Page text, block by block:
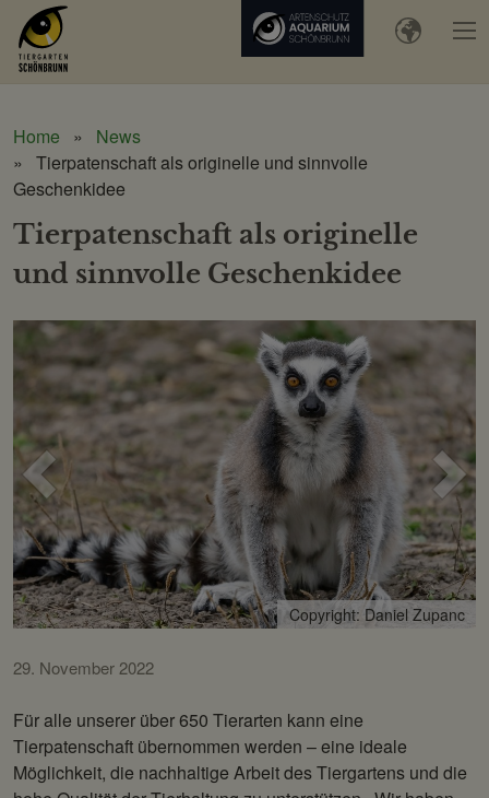
Home
News
Tierpatenschaft als originelle und sinnvolle
Geschenkidee
Tierpatenschaft als originelle
und sinnvolle Geschenkidee
Voriges
Bild Bild
Copyright: Daniel Zupanc
29. November 2022
Für alle unserer über 650 Tierarten kann eine
Tierpatenschaft übernommen werden – eine ideale
Möglichkeit, die nachhaltige Arbeit des Tiergartens und die